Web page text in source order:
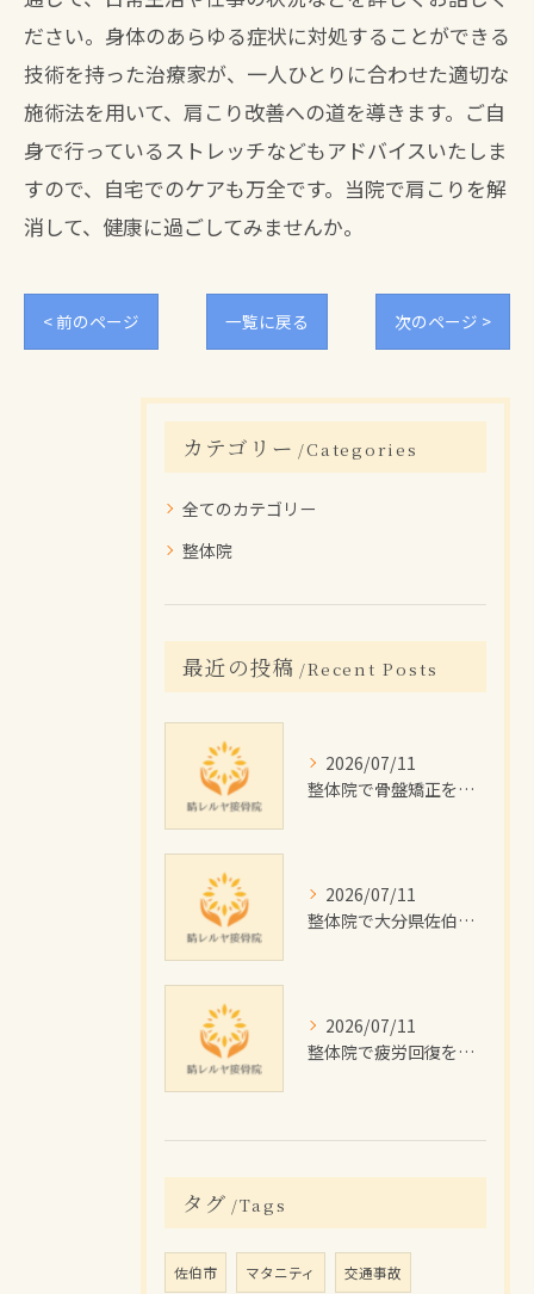
ださい。身体のあらゆる症状に対処することができる
技術を持った治療家が、一人ひとりに合わせた適切な
施術法を用いて、肩こり改善への道を導きます。ご自
身で行っているストレッチなどもアドバイスいたしま
すので、自宅でのケアも万全です。当院で肩こりを解
消して、健康に過ごしてみませんか。
< 前のページ 一覧に戻る 次のページ >
カテゴリー Categories
全てのカテゴリー
整体院
最近の投稿 Recent Posts
2026/07/11
整体院で骨盤矯正を受けたい大分県佐伯市の女性に向けた施術回数や費用目安と通院計画ガイド
2026/07/11
整体院で大分県佐伯市のむくみを根本改善するためのセルフケアと施術のポイント解説
2026/07/11
整体院で疲労回復を目指す佐伯市の施術効果と費用・通院プラン徹底解説
タグ Tags
佐伯市 マタニティ 交通事故